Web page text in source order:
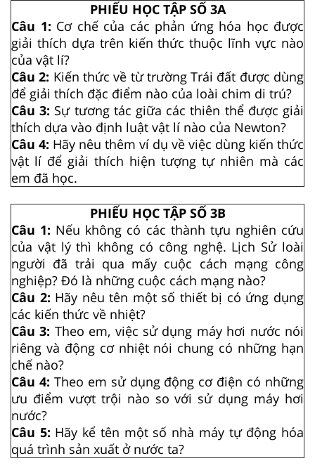
PHIẾU HỌC TẬP SỐ 3A
Câu 1: Cơ chế của các phản ứng hóa học được
giải thích dựa trên kiến thức thuộc lĩnh vực nào
của vật lí?
Câu 2: Kiến thức về từ trường Trái đất được dùng
để giải thích đặc điểm nào của loài chim di trú?
Câu 3: Sự tương tác giữa các thiên thể được giải
thích dựa vào định luật vật lí nào của Newton?
Câu 4: Hãy nêu thêm ví dụ về việc dùng kiến thức
vật lí để giải thích hiện tượng tự nhiên mà các
em đã học.
PHIẾU HỌC TẬP SỐ 3B
Câu 1: Nếu không có các thành tựu nghiên cứu
của vật lý thì không có công nghệ. Lịch Sử loài
người đã trải qua mấy cuộc cách mạng công
nghiệp? Đó là những cuộc cách mạng nào?
Câu 2: Hãy nêu tên một số thiết bị có ứng dụng
các kiến thức về nhiệt?
Câu 3: Theo em, việc sử dụng máy hơi nước nói
riêng và động cơ nhiệt nói chung có những hạn
chế nào?
Câu 4: Theo em sử dụng động cơ điện có những
ưu điểm vượt trội nào so với sử dụng máy hơi
nước?
Câu 5: Hãy kể tên một số nhà máy tự động hóa
quá trình sản xuất ở nước ta?